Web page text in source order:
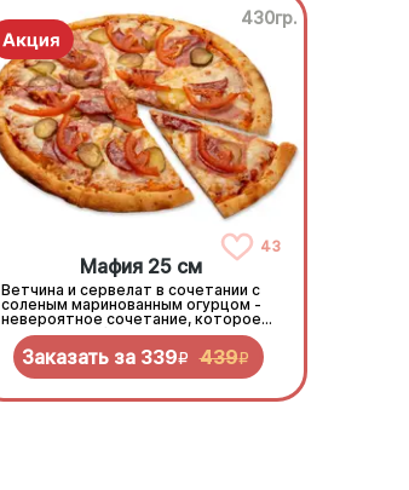
430гр.
43
Мафия 25 см
Ветчина и сервелат в сочетании с
соленым маринованным огурцом -
невероятное сочетание, которое
нужно попробовать!
Заказать за 339R 439R